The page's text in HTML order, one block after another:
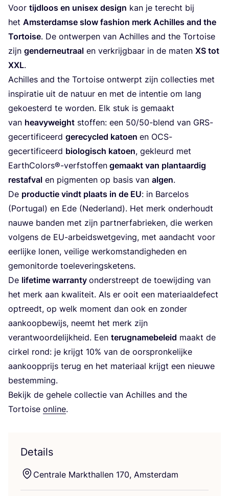
Voor tijd­loos en unisex design kan je terecht bij
het Amster­dam­se slow fas­hi­on merk Achil­les and the
Tor­toi­se. De ont­wer­pen van Achil­les and the Tor­toi­se
zijn gen­der­neu­traal en ver­krijg­baar in de maten XS tot
XXL.
Achil­les and the Tor­toi­se ont­werpt zijn col­lec­ties met
inspi­ra­tie uit de natuur en met de inten­tie om lang
gekoes­terd te wor­den. Elk stuk is gemaakt
van hea­vy­weight stof­fen: een 50/50-blend van GRS-
gecer­ti­fi­ceerd gere­cy­cled katoen en OCS-
gecer­ti­fi­ceerd bio­lo­gisch katoen, gekleurd met
EarthColors®-verfstoffen gemaakt van plant­aar­dig
res­taf­val en pig­men­ten op basis van algen.
De pro­duc­tie vindt plaats in de EU: in Bar­cel­os
(Por­tu­gal) en Ede (Neder­land). Het merk onder­houdt
nau­we ban­den met zijn part­ner­fa­brie­ken, die wer­ken
vol­gens de EU-arbeids­wet­ge­ving, met aan­dacht voor
eer­lij­ke lonen, vei­li­ge werk­om­stan­dig­he­den en
gemo­ni­t­or­de toeleveringsketens.
De life­ti­me war­ran­ty onder­streept de toe­wij­ding van
het merk aan kwa­li­teit. Als er ooit een mate­ri­aal­de­fect
optreedt, op welk moment dan ook en zon­der
aan­koop­be­wijs, neemt het merk zijn
ver­ant­woor­de­lijk­heid. Een terug­na­me­be­leid maakt de
cir­kel rond: je krijgt 10% van de oor­spron­ke­lij­ke
aan­koop­prijs terug en het mate­ri­aal krijgt een nieu­we
bestemming.
Bekijk de gehe­le col­lec­tie van Achil­les and the
Tor­toi­se onli­ne.
Details
Cen­tra­le Markt­hal­len 170, Amsterdam